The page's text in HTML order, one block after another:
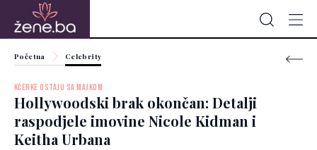
Početna Celebrity
KĆERKE OSTAJU SA MAJKOM
Hollywoodski brak okončan: Detalji
raspodjele imovine Nicole Kidman i
Keitha Urbana